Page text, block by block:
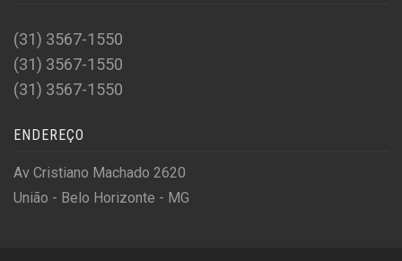
(31) 3567-1550
(31) 3567-1550
(31) 3567-1550
ENDEREÇO
Av Cristiano Machado 2620
União - Belo Horizonte - MG